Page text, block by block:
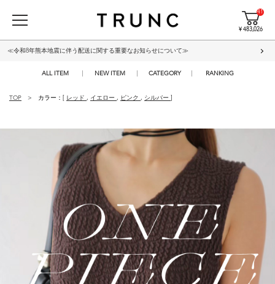
41
¥ 483,026
≪令和8年熊本地震に伴う配送に関する重要なお知らせについて≫
ALL ITEM NEW ITEM CATEGORY RANKING
TOP カラー：[ レッド , イエロー , ピンク , シルバー